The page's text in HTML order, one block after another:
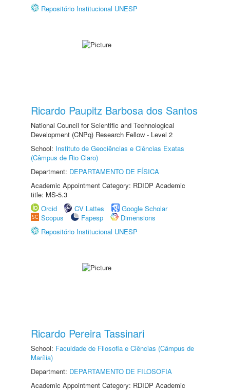
Repositório Institucional UNESP
Ricardo Paupitz Barbosa dos Santos
National Council for Scientific and Technological
Development (CNPq) Research Fellow - Level 2
School: Instituto de Geociências e Ciências Exatas
(Câmpus de Rio Claro)
Department: DEPARTAMENTO DE FÍSICA
Academic Appointment Category: RDIDP Academic
title: MS-5.3
Orcid
CV Lattes
Google Scholar
Scopus
Fapesp
Dimensions
Repositório Institucional UNESP
Ricardo Pereira Tassinari
School: Faculdade de Filosofia e Ciências (Câmpus de
Marília)
Department: DEPARTAMENTO DE FILOSOFIA
Academic Appointment Category: RDIDP Academic